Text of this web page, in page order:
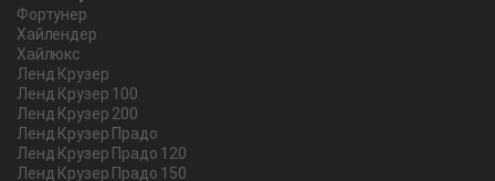
Фортунер
Хайлендер
Хайлюкс
Ленд Крузер
Ленд Крузер 100
Ленд Крузер 200
Ленд Крузер Прадо
Ленд Крузер Прадо 120
Ленд Крузер Прадо 150